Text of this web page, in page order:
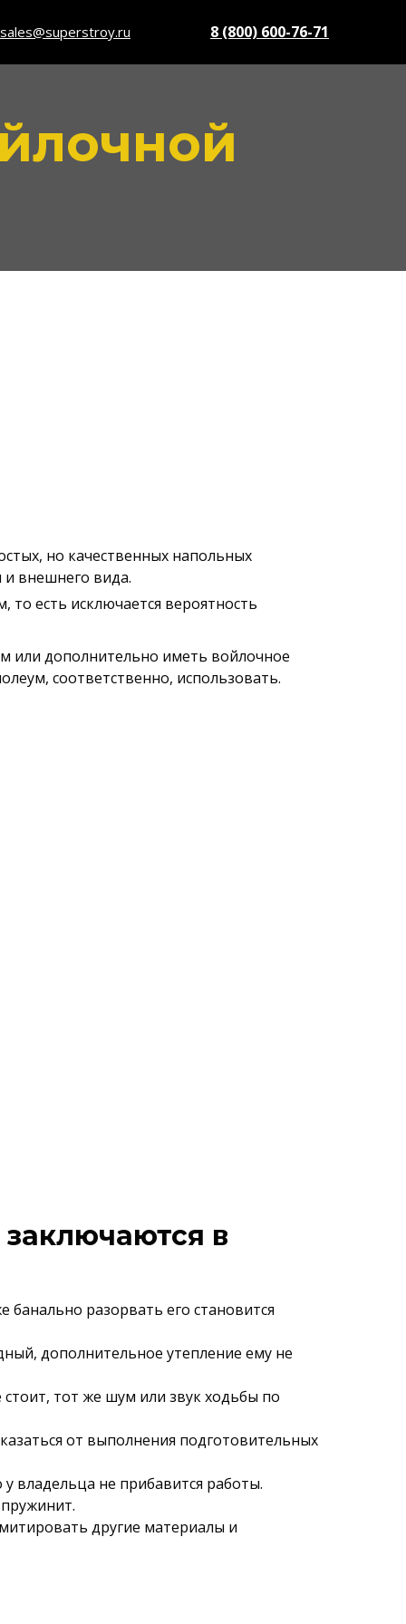
sales@superstroy.ru 8 (800) 600-76-71
но качественных напольных
внешнего вида.
есть исключается вероятность
или дополнительно иметь войлочное
соответственно, использовать.
в
разорвать его становится
дополнительное утепление ему не
тот же шум или звук ходьбы по
от выполнения подготовительных
владельца не прибавится работы.
другие материалы и